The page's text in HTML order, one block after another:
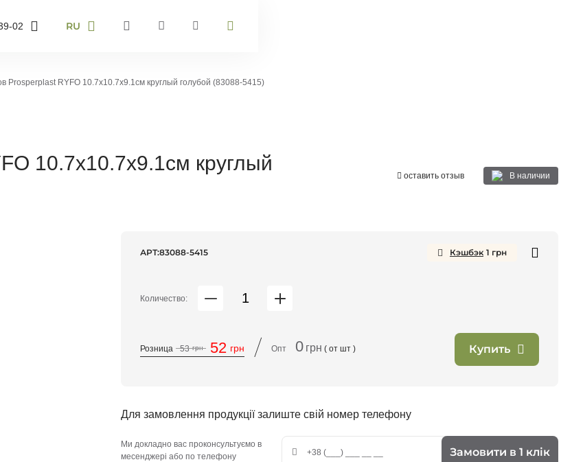
02
RU
EN
Prosperplast RYFO 10.7х10.7х9.1см круглый голубой (83088-5415)
10.7х10.7х9.1см круглый
оставить отзыв В наличии
АРТ:83088-5415 Кэшбэк 1 грн
Количество:
Розница 53 грн 52 грн / Опт 0 грн ( от шт ) Купить
Для замовлення продукції залиште свій номер телефону
Ми докладно вас проконсультуємо в
месенджері або по телефону
Замовити в 1 клік